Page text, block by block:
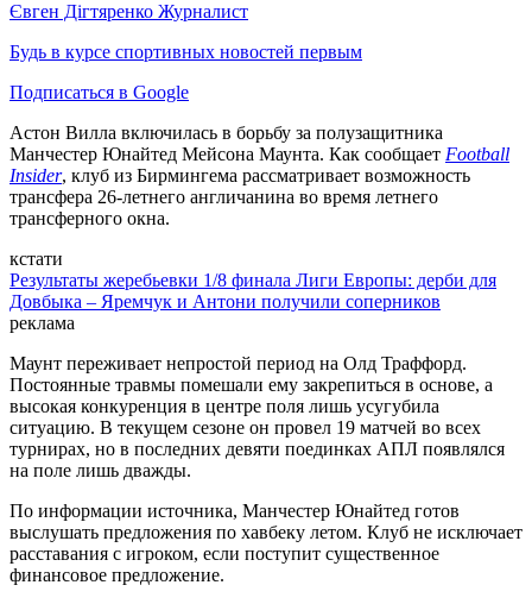
Євген Дігтяренко Журналист
Будь в курсе спортивных новостей первым
Подписаться в Google
Астон Вилла включилась в борьбу за полузащитника
Манчестер Юнайтед Мейсона Маунта. Как сообщает Football
Insider, клуб из Бирмингема рассматривает возможность
трансфера 26-летнего англичанина во время летнего
трансферного окна.
кстати
Результаты жеребьевки 1/8 финала Лиги Европы: дерби для
Довбыка – Яремчук и Антони получили соперников
реклама
Маунт переживает непростой период на Олд Траффорд.
Постоянные травмы помешали ему закрепиться в основе, а
высокая конкуренция в центре поля лишь усугубила
ситуацию. В текущем сезоне он провел 19 матчей во всех
турнирах, но в последних девяти поединках АПЛ появлялся
на поле лишь дважды.
По информации источника, Манчестер Юнайтед готов
выслушать предложения по хавбеку летом. Клуб не исключает
расставания с игроком, если поступит существенное
финансовое предложение.